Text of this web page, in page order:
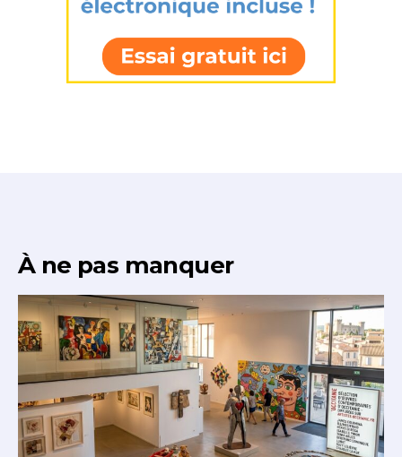
* Champ obligatoire
À ne pas manquer